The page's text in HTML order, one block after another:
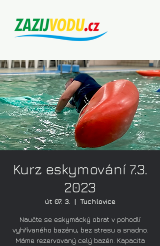
Kurz eskymování 7.3.
2023
út 07. 3.
  |
Tuchlovice
Naučte se eskymácký obrat v pohodlí
vyhřívaného bazénu, bez stresu a snadno.
Máme rezervovaný celý bazén. Kapacita